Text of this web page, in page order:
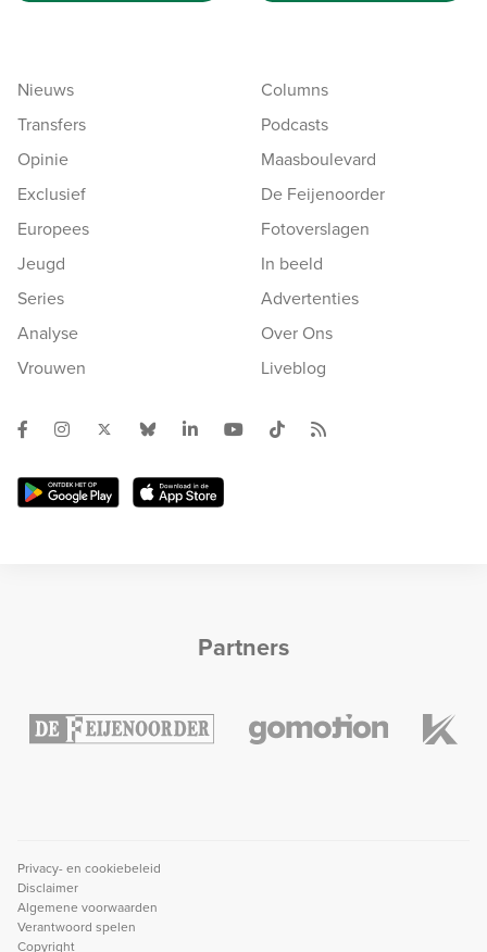
Nieuws
Transfers
Opinie
Exclusief
Europees
Jeugd
Series
Analyse
Vrouwen
Columns
Podcasts
Maasboulevard
De Feijenoorder
Fotoverslagen
In beeld
Advertenties
Over Ons
Liveblog
Partners
Privacy- en cookiebeleid
Disclaimer
Algemene voorwaarden
Verantwoord spelen
Copyright